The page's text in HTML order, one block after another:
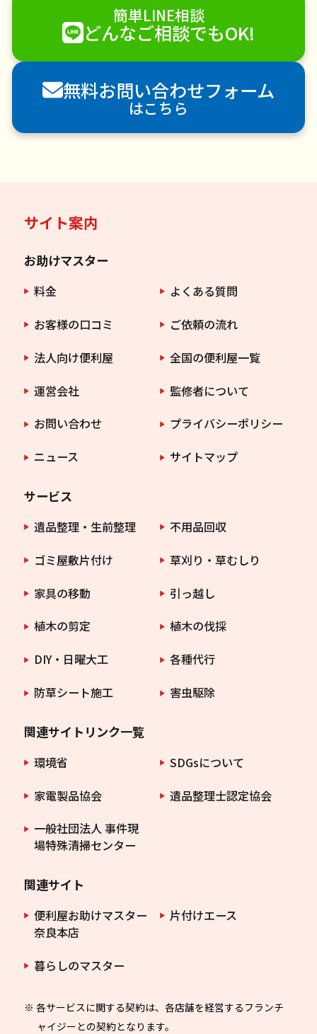
ハウスクリーニング
雪かき・雪下ろし
襖（ふすま）の張替え
空き家管理
各種代行
害獣駆除
防草シート施工
ナメクジ駆除
害虫駆除
簡単LINE相談
どんなご相談でもOK!
無料お問い合わせフォーム
はこちら
サイト案内
お助けマスター
料金
よくある質問
お客様の口コミ
ご依頼の流れ
法人向け便利屋
全国の便利屋一覧
運営会社
監修者について
お問い合わせ
プライバシーポリシー
ニュース
サイトマップ
サービス
遺品整理・生前整理
不用品回収
ゴミ屋敷片付け
草刈り・草むしり
家具の移動
引っ越し
植木の剪定
植木の伐採
DIY・日曜大工
各種代行
防草シート施工
害虫駆除
関連サイトリンク一覧
環境省
SDGsについて
家電製品協会
遺品整理士認定協会
一般社団法人 事件現
場特殊清掃センター
関連サイト
便利屋お助けマスター
奈良本店
片付けエース
暮らしのマスター
※ 各サービスに関する契約は、各店舗を経営するフランチ
ャイジーとの契約となります。